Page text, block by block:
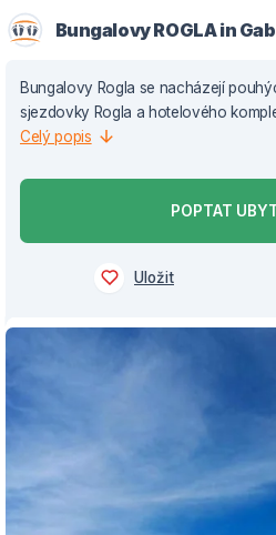
Bungalovy ROGLA in
Bungalovy Rogla se nacházejí
sjezdovky Rogla a hotelového
Celý popis
POPTAT
Uložit